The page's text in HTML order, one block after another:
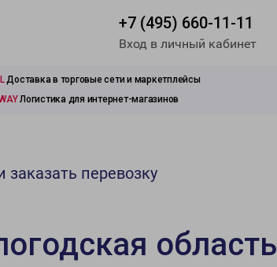
+7 (495) 660-11-11
Вход в личный кабинет
Доставка в торговые сети и маркетплейсы
Логистика для интернет-магазинов
заказать перевозку
область